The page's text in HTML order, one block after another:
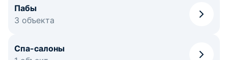
Пабы
3 объекта
Спа-салоны